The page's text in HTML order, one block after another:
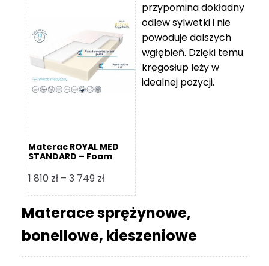
119 zł
do
11
670 zł
Materac ROYAL MED
STANDARD – Foam
1 810 zł – 3 749 złZakres
cen:
od
1
810 zł
przypomina dokładny
odlew sylwetki i nie
powoduje dalszych
wgłębień. Dzięki temu
kręgosłup leży w
idealnej pozycji.
Materace sprężynowe,
bonellowe, kieszeniowe